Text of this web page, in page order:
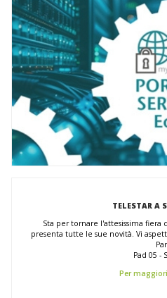
TELESTAR A
Sta per tornare l'attesissima fiera
presenta tutte le sue novità. Vi
Pad 05 -
Per